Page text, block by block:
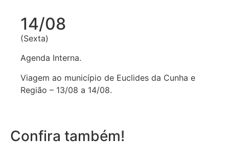
14/08
(Sexta)
Agenda Interna.
Viagem ao município de Euclides da Cunha e
Região – 13/08 a 14/08.
Confira também!